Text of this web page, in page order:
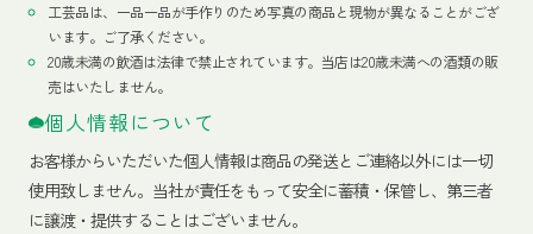
工芸品は、一品一品が手作りのため写真の商品と現物が異なることがござ
います。ご了承ください。
20歳未満の飲酒は法律で禁止されています。当店は20歳未満への酒類の販
売はいたしません。
個人情報について
お客様からいただいた個人情報は商品の発送とご連絡以外には一切
使用致しません。当社が責任をもって安全に蓄積・保管し、第三者
に譲渡・提供することはございません。